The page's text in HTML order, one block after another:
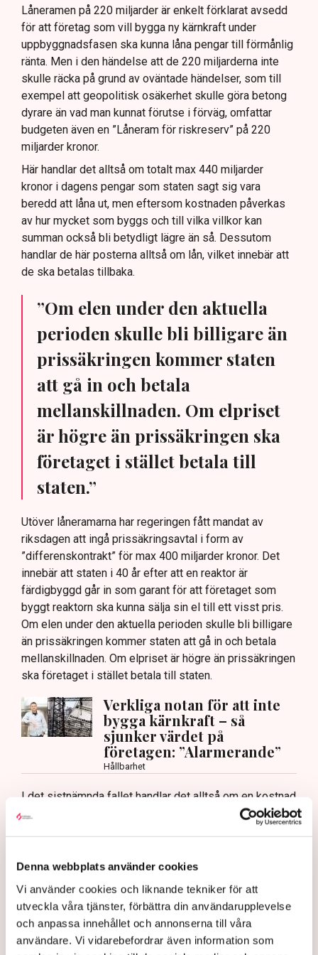
Denna webbplats använder cookies
Vi använder cookies och liknande tekniker för att
utveckla våra tjänster, förbättra din användarupplevelse
och anpassa innehållet och annonserna till våra
användare. Vi vidarebefordrar även information som
Låneramen på 220 miljarder är enkelt förklarat avsedd
för att företag som vill bygga ny kärnkraft under
uppbyggnadsfasen ska kunna låna pengar till förmånlig
ränta. Men i den händelse att de 220 miljarderna inte
skulle räcka på grund av oväntade händelser, som till
exempel att geopolitisk osäkerhet skulle göra betong
dyrare än vad man kunnat förutse i förväg, omfattar
budgeten även en ”Låneram för riskreserv” på 220
miljarder kronor.
Här handlar det alltså om totalt max 440 miljarder
kronor i dagens pengar som staten sagt sig vara
beredd att låna ut, men eftersom kostnaden påverkas
av hur mycket som byggs och till vilka villkor kan
summan också bli betydligt lägre än så. Dessutom
handlar de här posterna alltså om lån, vilket innebär att
de ska betalas tillbaka.
”Om elen under den aktuella
perioden skulle bli billigare än
prissäkringen kommer staten
att gå in och betala
mellanskillnaden. Om elpriset
är högre än prissäkringen ska
företaget i stället betala till
staten.”
Utöver låneramarna har regeringen fått mandat av
riksdagen att ingå prissäkringsavtal i form av
”differenskontrakt” för max 400 miljarder kronor. Det
innebär att staten i 40 år efter att en reaktor är
färdigbyggd går in som garant för att företaget som
byggt reaktorn ska kunna sälja sin el till ett visst pris.
Om elen under den aktuella perioden skulle bli billigare
än prissäkringen kommer staten att gå in och betala
mellanskillnaden. Om elpriset är högre än prissäkringen
ska företaget i stället betala till staten.
Verkliga notan för att inte
bygga kärnkraft – så
sjunker värdet på
företagen: ”Alarmerande”
Hållbarhet
I det sistnämnda fallet handlar det alltså om en kostnad
och inte ett lån, men enligt Sekretariatet för finansiering
av ny kärnkraft är summan väldigt högt räknad. Det är
50–100 år, men enligt Finansdepartementets ”bästa
uppskattning” kommer ersättningen från staten till
bolagen att landa någonstans mellan 2 och 7 miljarder
om året. Om det skulle bli 7 miljarder om året i de 40 år
som modellen är tänkt att gälla skulle notan landa på
280 miljarder.